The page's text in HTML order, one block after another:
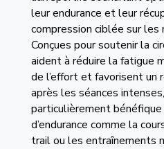
leur endurance et leur
compression ciblée sur
Conçues pour soutenir la
aident à réduire la fatigue
de l’effort et favorisent un
après les séances
particulièrement
d’endurance comme la
trail ou les entraînements